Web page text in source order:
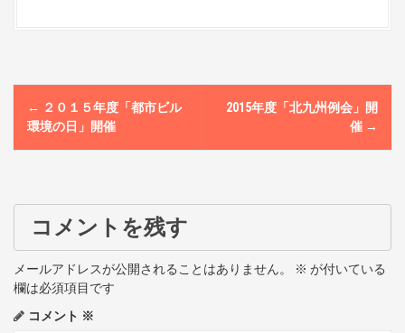
P
o
t
n
a
v
← ２０１５年度「都市ビル
環境の日」開催
2015年度「北九州例会」開
催 →
コメントを残す
メールアドレスが公開されることはありません。 ※ が付いている
欄は必須項目です
コメント ※